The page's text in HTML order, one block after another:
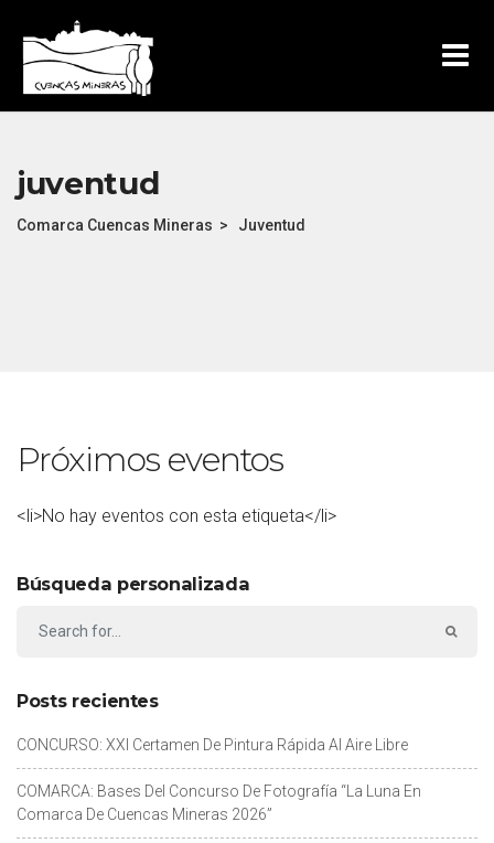
juventud
Comarca Cuencas Mineras > Juventud
Próximos eventos
<li>No hay eventos con esta etiqueta</li>
Búsqueda personalizada
Posts recientes
CONCURSO: XXI Certamen De Pintura Rápida Al Aire Libre
COMARCA: Bases Del Concurso De Fotografía “La Luna En
Comarca De Cuencas Mineras 2026”